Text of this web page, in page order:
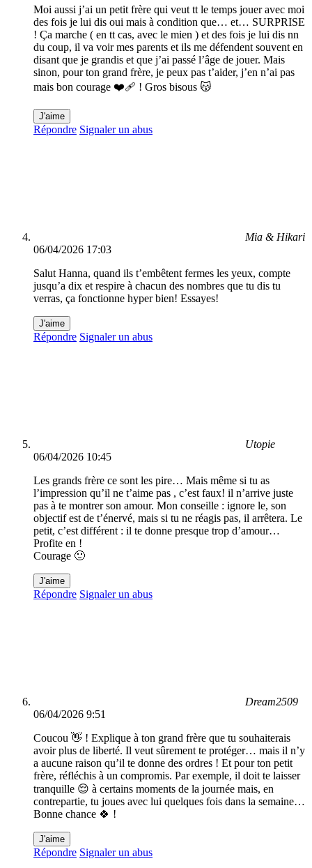
Moi aussi j’ai un petit frère qui veut tt le temps jouer avec moi
des fois je lui dis oui mais à condition que… et… SURPRISE
! Ça marche ( en tt cas, avec le mien ) et des fois je lui dis nn
du coup, il va voir mes parents et ils me défendent souvent en
disant que je grandis et que j’ai passé l’âge de jouer. Mais
sinon, pour ton grand frère, je peux pas t’aider, j’en n’ai pas
mais bon courage ❤️‍🩹 ! Gros bisous 😽
J'aime
Répondre Signaler un abus
Mia & Hikari
06/04/2026 17:03
Salut Hanna, quand ils t’embêtent fermes les yeux, compte
jusqu’a dix et respire à chacun des nombres que tu dis tu
verras, ça fonctionne hyper bien! Essayes!
J'aime
Répondre Signaler un abus
Utopie
06/04/2026 10:45
Les grands frère ce sont les pire… Mais même si tu as
l’impression qu’il ne t’aime pas , c’est faux! il n’arrive juste
pas à te montrer son amour. Mon conseille : ignore le, son
objectif est de t’énervé, mais si tu ne réagis pas, il arrêtera. Le
petit, c’est différent : il te donne presque trop d’amour…
Profite en !
Courage 🙂
J'aime
Répondre Signaler un abus
Dream2509
06/04/2026 9:51
Coucou 👋 ! Explique à ton grand frère que tu souhaiterais
avoir plus de liberté. Il veut sûrement te protéger… mais il n’y
a aucune raison qu’il te donne des ordres ! Et pour ton petit
frère, réfléchis à un compromis. Par exemple, il doit te laisser
tranquille 😌 à certains moments de la journée mais, en
contrepartie, tu joues avec lui quelques fois dans la semaine…
Bonne chance 🍀 !
J'aime
Répondre Signaler un abus